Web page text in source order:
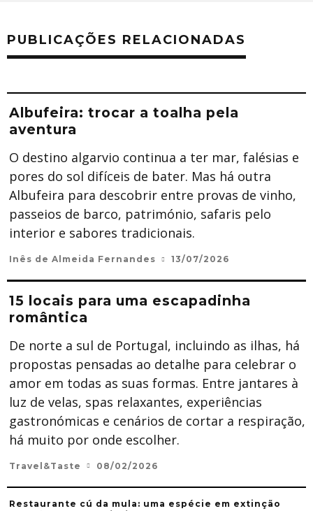
PUBLICAÇÕES RELACIONADAS
Albufeira: trocar a toalha pela
aventura
O destino algarvio continua a ter mar, falésias e
pores do sol difíceis de bater. Mas há outra
Albufeira para descobrir entre provas de vinho,
passeios de barco, património, safaris pelo
interior e sabores tradicionais.
Inês de Almeida Fernandes 13/07/2026
15 locais para uma escapadinha
romântica
De norte a sul de Portugal, incluindo as ilhas, há
propostas pensadas ao detalhe para celebrar o
amor em todas as suas formas. Entre jantares à
luz de velas, spas relaxantes, experiências
gastronómicas e cenários de cortar a respiração,
há muito por onde escolher.
Travel&Taste 08/02/2026
Restaurante cú da mula: uma espécie em extinção